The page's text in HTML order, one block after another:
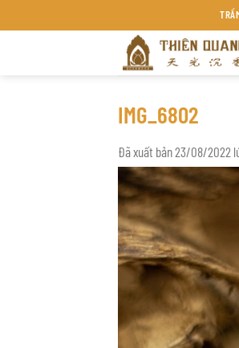
đến
TRẦM HƯƠNG
IMG_6802
Đã xuất bản23/08/2022